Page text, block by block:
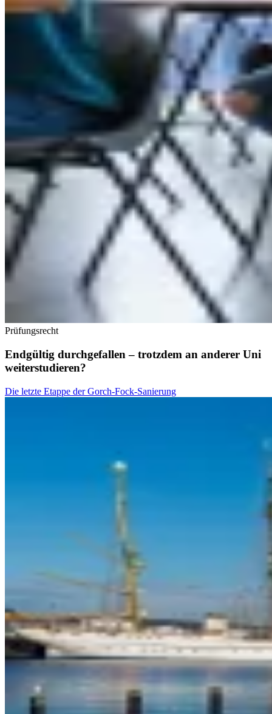
Prüfungsrecht
Endgültig durchgefallen – trotzdem an anderer Uni
weiterstudieren?
Die letzte Etappe der Gorch-Fock-Sanierung